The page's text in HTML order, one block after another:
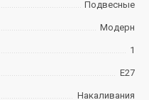
Подвесные
Модерн
1
E27
Накаливания